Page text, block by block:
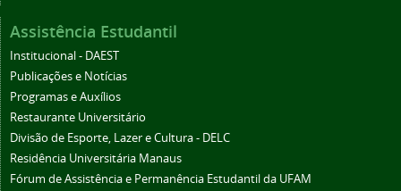
Assistência Estudantil
Institucional - DAEST
Publicações e Notícias
Programas e Auxílios
Restaurante Universitário
Divisão de Esporte, Lazer e Cultura - DELC
Residência Universitária Manaus
Fórum de Assistência e Permanência Estudantil da UFAM